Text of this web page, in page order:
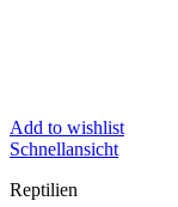
Add to wishlist
Schnellansicht
Reptilien